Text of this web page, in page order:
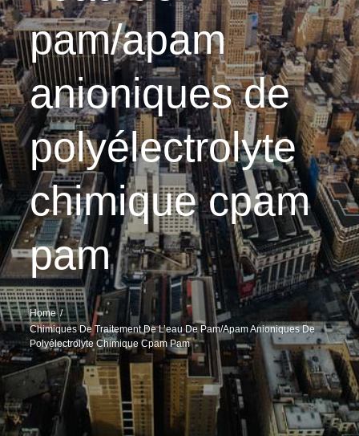
pam/apam
anioniques de
polyélectrolyte
chimique cpam
pam
Home
Chimiques De Traitement De L’eau De Pam/apam Anioniques De
Polyélectrolyte Chimique Cpam Pam